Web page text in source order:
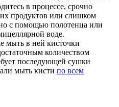
в процессе, срочно
продуктов или слишком
с помощью полотенца или
воде.
мыть в ней кисточки
количеством
последующей сушки
мыть кисти по всем